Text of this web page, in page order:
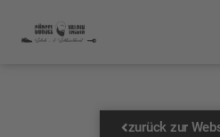
zurück zur